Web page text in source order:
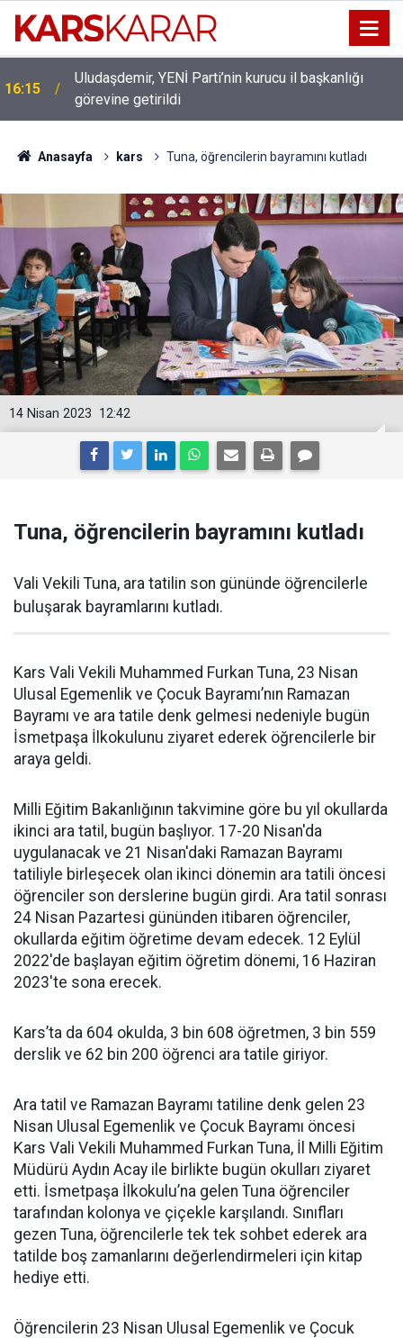
16:15
Uludaşdemir, YENİ Parti’nin kurucu il başkanlığı
görevine getirildi
Anasayfa kars Tuna, öğrencilerin bayramını kutladı
12:42
14 Nisan 2023
Tuna, öğrencilerin bayramını kutladı
Vali Vekili Tuna, ara tatilin son gününde öğrencilerle
buluşarak bayramlarını kutladı.
Kars Vali Vekili Muhammed Furkan Tuna, 23 Nisan
Ulusal Egemenlik ve Çocuk Bayramı’nın Ramazan
Bayramı ve ara tatile denk gelmesi nedeniyle bugün
İsmetpaşa İlkokulunu ziyaret ederek öğrencilerle bir
araya geldi.
Milli Eğitim Bakanlığının takvimine göre bu yıl okullarda
ikinci ara tatil, bugün başlıyor. 17-20 Nisan'da
uygulanacak ve 21 Nisan'daki Ramazan Bayramı
tatiliyle birleşecek olan ikinci dönemin ara tatili öncesi
öğrenciler son derslerine bugün girdi. Ara tatil sonrası
24 Nisan Pazartesi gününden itibaren öğrenciler,
okullarda eğitim öğretime devam edecek. 12 Eylül
2022'de başlayan eğitim öğretim dönemi, 16 Haziran
2023'te sona erecek.
Kars’ta da 604 okulda, 3 bin 608 öğretmen, 3 bin 559
derslik ve 62 bin 200 öğrenci ara tatile giriyor.
Ara tatil ve Ramazan Bayramı tatiline denk gelen 23
Nisan Ulusal Egemenlik ve Çocuk Bayramı öncesi
Kars Vali Vekili Muhammed Furkan Tuna, İl Milli Eğitim
Müdürü Aydın Acay ile birlikte bugün okulları ziyaret
etti. İsmetpaşa İlkokulu’na gelen Tuna öğrenciler
tarafından kolonya ve çiçekle karşılandı. Sınıfları
gezen Tuna, öğrencilerle tek tek sohbet ederek ara
tatilde boş zamanlarını değerlendirmeleri için kitap
hediye etti.
Öğrencilerin 23 Nisan Ulusal Egemenlik ve Çocuk